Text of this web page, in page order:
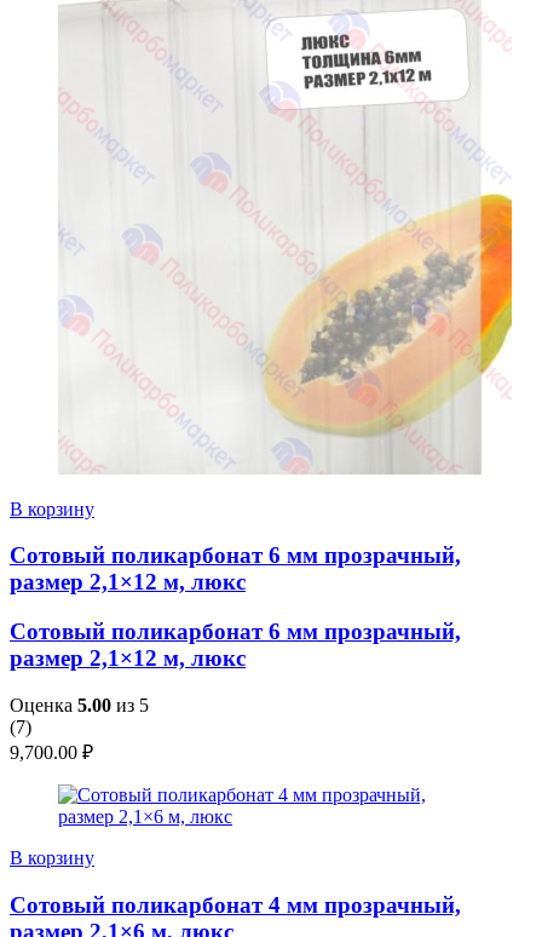
В корзину
Сотовый поликарбонат 6 мм прозрачный,
размер 2,1×12 м, люкс
Сотовый поликарбонат 6 мм прозрачный,
размер 2,1×12 м, люкс
Оценка 5.00 из 5
(7)
9,700.00 ₽
В корзину
Сотовый поликарбонат 4 мм прозрачный,
размер 2,1×6 м, люкс